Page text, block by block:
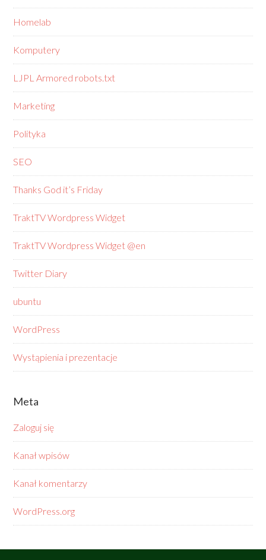
Homelab
Komputery
LJPL Armored robots.txt
Marketing
Polityka
SEO
Thanks God it’s Friday
TraktTV Wordpress Widget
TraktTV Wordpress Widget @en
Twitter Diary
ubuntu
WordPress
Wystąpienia i prezentacje
Meta
Zaloguj się
Kanał wpisów
Kanał komentarzy
WordPress.org